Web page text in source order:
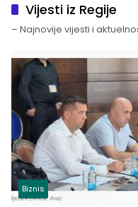
Vijesti iz Regije
– Najnovije vijesti i
Biznis